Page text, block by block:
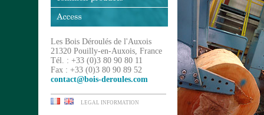
Les Bois Déroulés de l'Auxois
21320 Pouilly-en-Auxois, France
Tél. : +33 (0)3 80 90 80 11
Fax : +33 (0)3 80 90 89 52
contact@bois-deroules.com
LEGAL INFORMATION